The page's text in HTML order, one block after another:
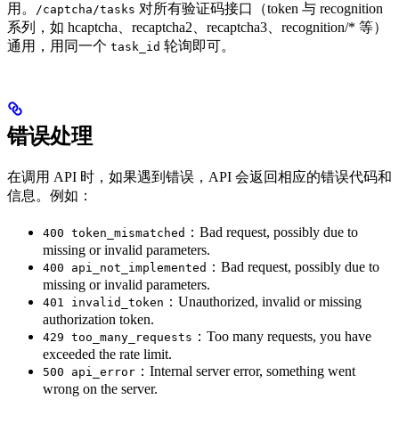
用。
/captcha/tasks 对所有验证码接口（token 与 recognition
系列，如 hcaptcha、recaptcha2、recaptcha3、recognition/* 等）
通用，用同一个 task_id 轮询即可。
错误处理
在调用 API 时，如果遇到错误，API 会返回相应的错误代码和
信息。例如：
400 token_mismatched ：Bad request, possibly due to
missing or invalid parameters.
400 api_not_implemented ：Bad request, possibly due to
missing or invalid parameters.
401 invalid_token ：Unauthorized, invalid or missing
authorization token.
429 too_many_requests ：Too many requests, you have
exceeded the rate limit.
500 api_error ：Internal server error, something went
wrong on the server.